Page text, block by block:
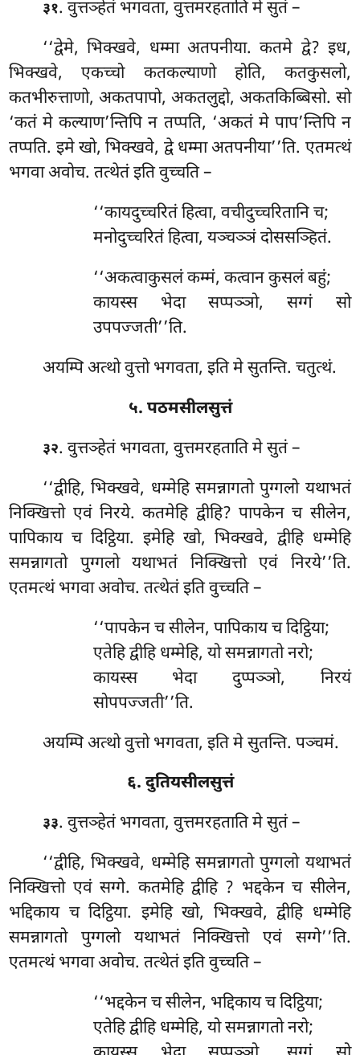
३१. वुत्तञ्हेतंभगवता, वुत्तमरहताति मे सुतं –
‘‘द्वेमे, भिक्खवे, धम्मा अतपनीया. कतमे द्वे? इध,
भिक्खवे, एकच्चो कतकल्याणो होति, कतकुसलो,
कतभीरुत्ताणो, अकतपापो, अकतलुद्दो, अकतकिब्बिसो. सो
‘कतं मे कल्याण’न्तिपि न तप्पति, ‘अकतं मे पाप’न्तिपि न
तप्पति. इमे खो, भिक्खवे, द्वेधम्मा अतपनीया’’ति. एतमत्थं
भगवा अवोच. तत्थेतं इति वुच्चति –
‘‘कायदुच्चरितं हित्वा, वचीदुच्चरितानि च;
मनोदुच्चरितं हित्वा, यञ्चञ्ञं दोससञ्हितं.
‘‘अकत्वाकुसलं कम्मं, कत्वान कुसलं बहुं;
कायस्स भेदा सप्पञ्ञो, सग्गं सो
उपपज्जती’’ति.
अयम्पि अत्थो वुत्तो भगवता, इति मे सुतन्ति. चतुत्थं.
५. पठमसीलसुत्तं
३२. वुत्तञ्हेतं भगवता, वुत्तमरहताति मे सुतं –
‘‘द्वीहि, भिक्खवे, धम्मेहि समन्नागतो पुग्गलो यथाभतं
निक्खित्तो एवं निरये. कतमेहि द्वीहि? पापकेन च सीलेन,
पापिकाय च दिट्ठिया. इमेहि खो, भिक्खवे, द्वीहि धम्मेहि
समन्नागतो पुग्गलो यथाभतं निक्खित्तो एवं निरये’’ति.
एतमत्थं भगवा अवोच. तत्थेतंइति वुच्चति –
‘‘पापकेनच सीलेन, पापिकाय च दिट्ठिया;
एतेहि द्वीहि धम्मेहि, यो समन्नागतो नरो;
कायस्स भेदा दुप्पञ्ञो, निरयं
सोपपज्जती’’ति.
अयम्पि अत्थो वुत्तो भगवता, इति मे सुतन्ति. पञ्चमं.
६. दुतियसीलसुत्तं
३३. वुत्तञ्हेतं भगवता, वुत्तमरहताति मे सुतं –
‘‘द्वीहि, भिक्खवे, धम्मेहि समन्नागतो पुग्गलो यथाभतं
निक्खित्तो एवं सग्गे. कतमेहि द्वीहि ? भद्दकेन च सीलेन,
भद्दिकाय च दिट्ठिया. इमेहिखो, भिक्खवे, द्वीहि धम्मेहि
समन्नागतो पुग्गलो यथाभतं निक्खित्तो एवं सग्गे’’ति.
एतमत्थं भगवा अवोच. तत्थेतं इति वुच्चति –
‘‘भद्दकेन च सीलेन, भद्दिकाय च दिट्ठिया;
एतेहि द्वीहि धम्मेहि, यो समन्नागतो नरो;